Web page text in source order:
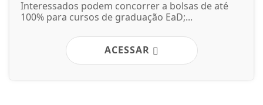
Interessados podem concorrer a bolsas de até
100% para cursos de graduação EaD;...
ACESSAR